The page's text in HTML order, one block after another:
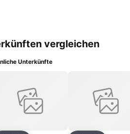
vergleichen
Unterkünfte